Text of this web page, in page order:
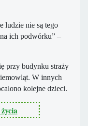
ludzie nie są tego
ich podwórku” –
przy budynku straży
W innych
kolejne dzieci.